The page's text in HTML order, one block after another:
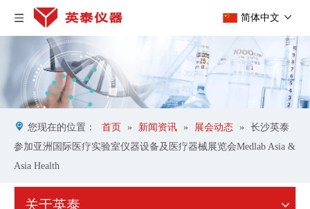
简体中文
您现在的位置： 首页 » 新闻资讯 » 展会动态 »
长沙英泰
参加亚洲国际医疗实验室仪器设备及医疗器械展览会Medlab Asia &
Asia Health
关于英泰